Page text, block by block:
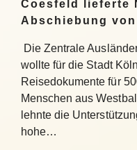
Coesfeld lieferte
Abschiebung
Die Zentrale
wollte für die Stadt
Reisedokumente für
Menschen aus
lehnte die
hohe…